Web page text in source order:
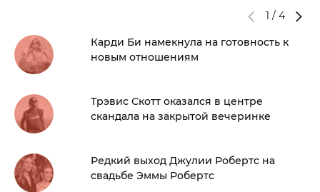
1 / 4
Карди Би намекнула на готовность к
новым отношениям
Трэвис Скотт оказался в центре
скандала на закрытой вечеринке
Редкий выход Джулии Робертс на
свадьбе Эммы Робертс